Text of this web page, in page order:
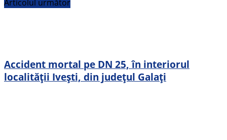
Articolul următor
Accident mortal pe DN 25, în interiorul
localității Ivești, din județul Galați